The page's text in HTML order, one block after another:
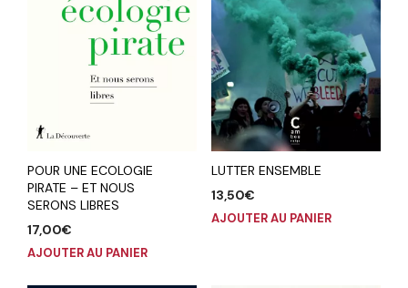
POUR UNE ECOLOGIE
PIRATE – ET NOUS
SERONS LIBRES
17,00€
AJOUTER AU PANIER
LUTTER ENSEMBLE
13,50€
AJOUTER AU PANIER